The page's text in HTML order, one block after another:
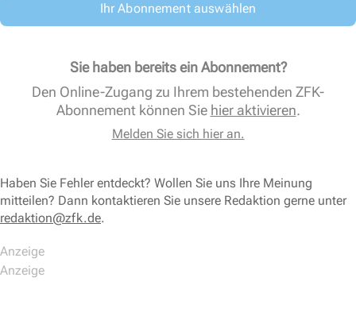
Ihr Abonnement auswählen
Sie haben bereits ein Abonnement?
Den Online-Zugang zu Ihrem bestehenden ZFK-
Abonnement können Sie hier aktivieren.
Melden Sie sich hier an.
Haben Sie Fehler entdeckt? Wollen Sie uns Ihre Meinung
mitteilen? Dann kontaktieren Sie unsere Redaktion gerne unter
redaktion@zfk.de.